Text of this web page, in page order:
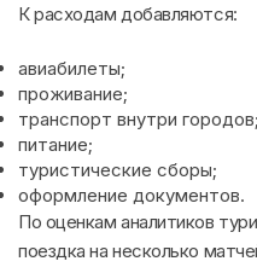
К расходам добавляются:
авиабилеты;
проживание;
транспорт внутри городов;
питание;
туристические сборы;
оформление документов.
По оценкам аналитиков
поездка на несколько